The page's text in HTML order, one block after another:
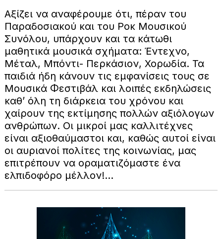
Αξίζει να αναφέρουμε ότι, πέραν του
Παραδοσιακού και του Ροκ Μουσικού
Συνόλου, υπάρχουν και τα κάτωθι
μαθητικά μουσικά σχήματα: Έντεχνο,
Μέταλ, Μπόντι- Περκάσιον, Χορωδία. Τα
παιδιά ήδη κάνουν τις εμφανίσεις τους σε
Μουσικά Φεστιβάλ και λοιπές εκδηλώσεις
καθ’ όλη τη διάρκεια του χρόνου και
χαίρουν της εκτίμησης πολλών αξιόλογων
ανθρώπων. Οι μικροί μας καλλιτέχνες
είναι αξιοθαύμαστοι και, καθώς αυτοί είναι
οι αυριανοί πολίτες της κοινωνίας, μας
επιτρέπουν να οραματιζόμαστε ένα
ελπιδοφόρο μέλλον!...